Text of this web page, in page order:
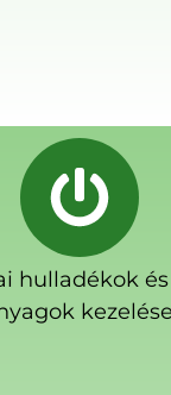
hulladékok és